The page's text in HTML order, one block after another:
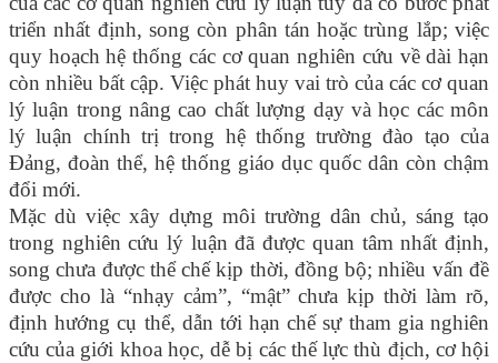
triển nhất định, song còn phân tán hoặc trùng lắp; việc
quy hoạch hệ thống các cơ quan nghiên cứu về dài hạn
còn nhiều bất cập. Việc phát huy vai trò của các cơ quan
lý luận trong nâng cao chất lượng dạy và học các môn
lý luận chính trị trong hệ thống trường đào tạo của
Đảng, đoàn thể, hệ thống giáo dục quốc dân còn chậm
đổi mới.
Mặc dù việc xây dựng môi trường dân chủ, sáng tạo
trong nghiên cứu lý luận đã được quan tâm nhất định,
song chưa được thể chế kịp thời, đồng bộ; nhiều vấn đề
được cho là “nhạy cảm”, “mật” chưa kịp thời làm rõ,
định hướng cụ thể, dẫn tới hạn chế sự tham gia nghiên
cứu của giới khoa học, dễ bị các thế lực thù địch, cơ hội